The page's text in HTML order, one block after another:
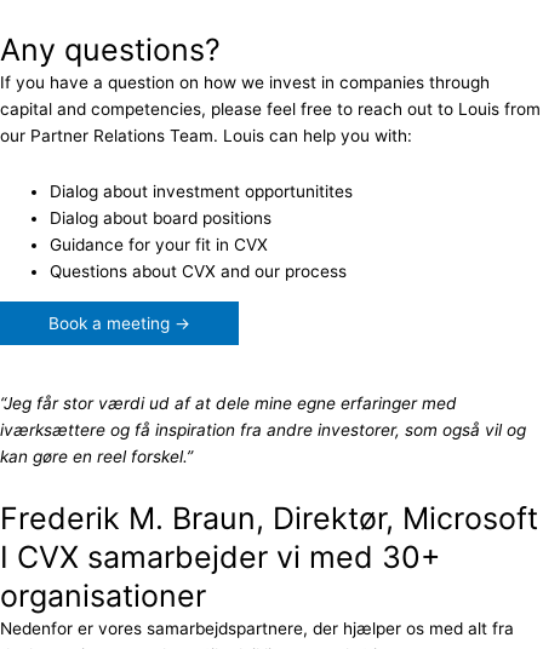
Any questions?
If you have a question on how we invest in companies through
capital and competencies, please feel free to reach out to Louis from
our Partner Relations Team. Louis can help you with:
Dialog about investment opportunitites
Dialog about board positions
Guidance for your fit in CVX
Questions about CVX and our process
Book a meeting →
“Jeg får stor værdi ud af at dele mine egne erfaringer med
iværksættere og få inspiration fra andre investorer, som også vil og
kan gøre en reel forskel.”
Frederik M. Braun, Direktør, Microsoft
I CVX samarbejder vi med 30+
organisationer
Nedenfor er vores samarbejdspartnere, der hjælper os med alt fra